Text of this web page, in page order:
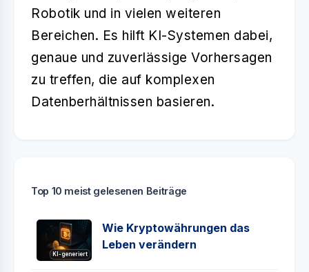
Robotik und in vielen weiteren
Bereichen. Es hilft KI-Systemen dabei,
genaue und zuverlässige Vorhersagen
zu treffen, die auf komplexen
Datenberhältnissen basieren.
Top 10 meist gelesenen Beiträge
KI-generiert
Wie Kryptowährungen das
Leben verändern